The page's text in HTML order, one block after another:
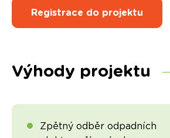
Registrace do projektu
Výhody projektu
Zpětný odběr odpadních